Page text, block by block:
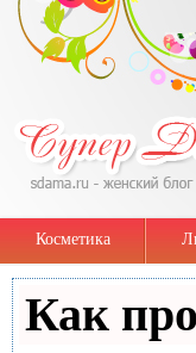
Косметика
Как